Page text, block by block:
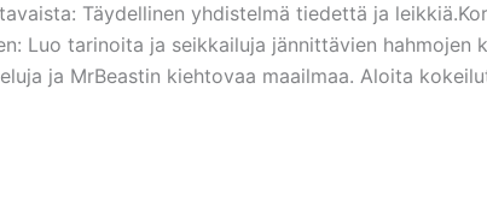
Täydellinen yhdistelmä tiedettä ja
Luo tarinoita ja seikkailuja jännittävien
ja MrBeastin kiehtovaa maailmaa. Aloita